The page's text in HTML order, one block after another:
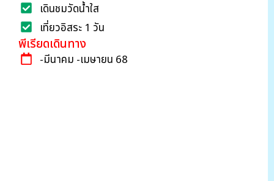
เดินชมวัดน้ำใส
เที่ยวอิสระ 1 วัน
พีเรียดเดินทาง
-มีนาคม -เมษายน 68